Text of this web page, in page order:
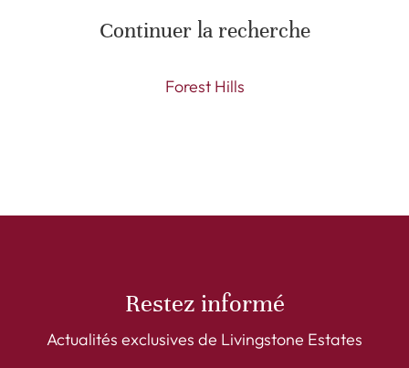
Continuer la recherche
Forest Hills
Restez informé
Actualités exclusives de Livingstone Estates